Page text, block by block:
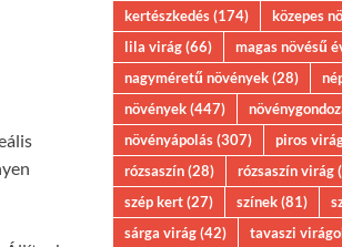
kertészkedés(174) közepes
lila virág(66) magas növésű
nagyméretű növények(28)
növények(447)
növényápolás(307) piros
rózsaszín(28) rózsaszín virág
szép kert(27) színek(81)
sárga virág(42) tavaszi